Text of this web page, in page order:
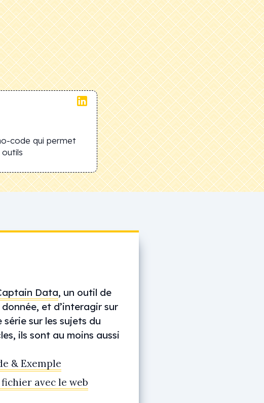
code qui permet
Data, un outil de
et d’interagir sur
sur les sujets du
ils sont au moins aussi
& Exemple
avec le web